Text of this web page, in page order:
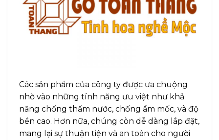
Các sản phẩm của công ty được ưa chuộng
nhờ vào những tính năng ưu việt như khả
năng chống thấm nước, chống ẩm mốc, và độ
bền cao. Hơn nữa, chúng còn dễ dàng lắp đặt,
mang lại sự thuận tiện và an toàn cho người